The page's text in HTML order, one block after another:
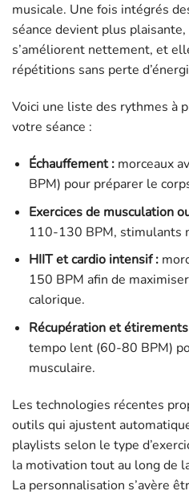
musicale. Une fois intégrés
séance devient plus
s’améliorent nettement, et
répétitions sans perte
Voici une liste des rythmes à
votre séance :
Échauffement :morceaux
BPM) pour préparer le
Exercices de musculation
110-130 BPM, stimulants
HIIT et cardio intensif :
150 BPM afin de
calorique.
Récupération et
tempo lent (60-80 BPM)
musculaire.
Les technologies récentes
outils qui ajustent
playlists selon le type
la motivation tout au long de
La personnalisation s’avère